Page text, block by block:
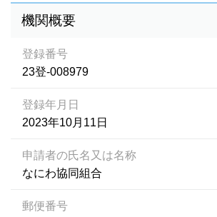
機関概要
登録番号
23登-008979
登録年月日
2023年10月11日
申請者の氏名又は名称
なにわ協同組合
郵便番号